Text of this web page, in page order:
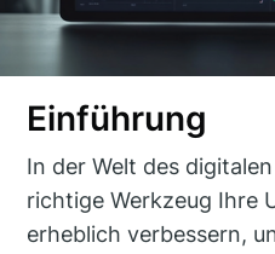
Einführung
In der Welt des
richtige Werkzeug Ihre
erheblich verbessern,